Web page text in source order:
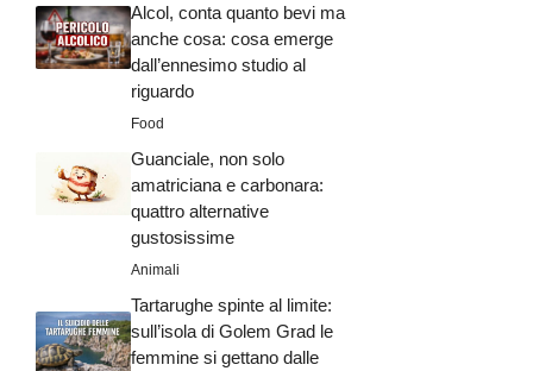
Alcol, conta quanto bevi ma
anche cosa: cosa emerge
dall’ennesimo studio al
riguardo
Food
Guanciale, non solo
amatriciana e carbonara:
quattro alternative
gustosissime
Animali
Tartarughe spinte al limite:
sull’isola di Golem Grad le
femmine si gettano dalle